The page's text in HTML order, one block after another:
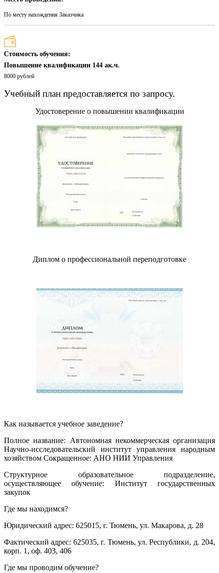
По месту нахождения Заказчика
Стоимость обучения:
Повышение квалификации 144 ак.ч.
8000 рублей
Учебный план предоставляется по запросу.
Удостоверение о повышении квалификации
Диплом о профессиональной переподготовке
Как называется учебное заведение?
Полное название: Автономная некоммерческая организация
Научно-исследовательский институт управления народным
хозяйством Сокращенное: АНО НИИ Управления
Структурное образовательное подразделение,
осуществляющее обучение: Институт государственных
закупок
Где мы находимся?
Юридический адрес: 625015, г. Тюмень, ул. Макарова, д. 28
Фактический адрес: 625035, г. Тюмень, ул. Республики, д. 204,
корп. 1, оф. 403, 406
Где мы проводим обучение?